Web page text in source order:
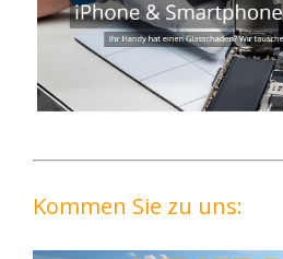
Kommen Sie zu uns: